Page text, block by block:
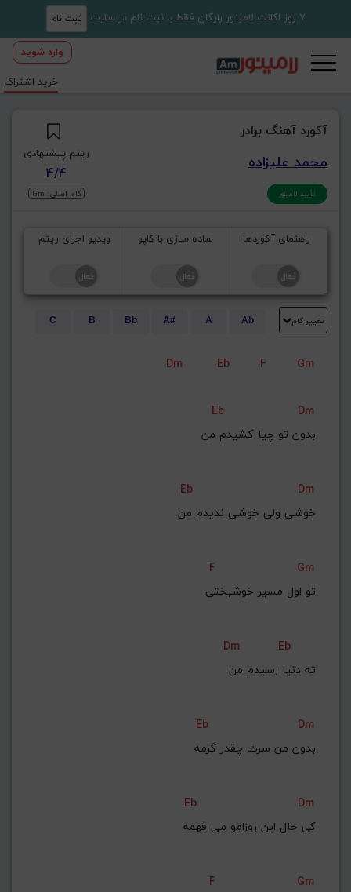
7 روز اکانت لامینور رایگان فقط با ثبت نام در سایت ثبت نام
وارد شوید
خرید اشتراک
آکورد آهنگ برادر
محمد علیزاده
تأیید لامینور
ریتم پیشنهادی
4/4
گام اصلی: Gm
راهنمای آکوردها ساده سازی با کاپو ویدیو اجرای ریتم
تغییر گام Ab
A
A#
Bb
B
C
ذخیره گام
Dm Eb F Gm
Eb
Dm
بدون تو چیا کشیدم من
Eb
Dm
خوشی ولی خوشی ندیدم من
F
Gm
تو اول مسیر خوشبختی
Dm
Eb
ته دنیا رسیدم من
Eb
Dm
بدون من سرت چقدر گرمه
Eb
Dm
کی حال این روزامو می فهمه
F
Gm